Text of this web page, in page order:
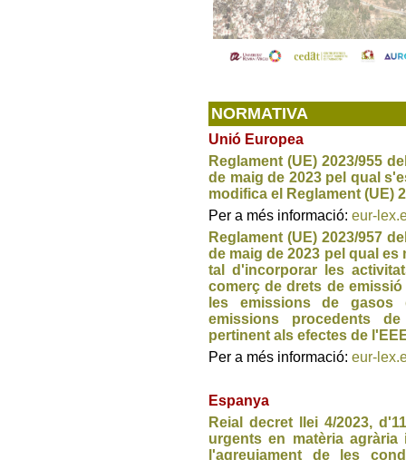
NORMATIVA
Unió Europea
Reglament (UE) 2023/955
de maig de 2023 pel qual
modifica el Reglament (UE)
Per a més informació: eur-
Reglament (UE) 2023/957
de maig de 2023 pel qual es
tal d'incorporar les
comerç de drets de
les emissions de gasos
emissions procedents
pertinent als efectes de
Per a més informació: eur-
Espanya
Reial decret llei 4/2023,
urgents en matèria
l'agreujament de les